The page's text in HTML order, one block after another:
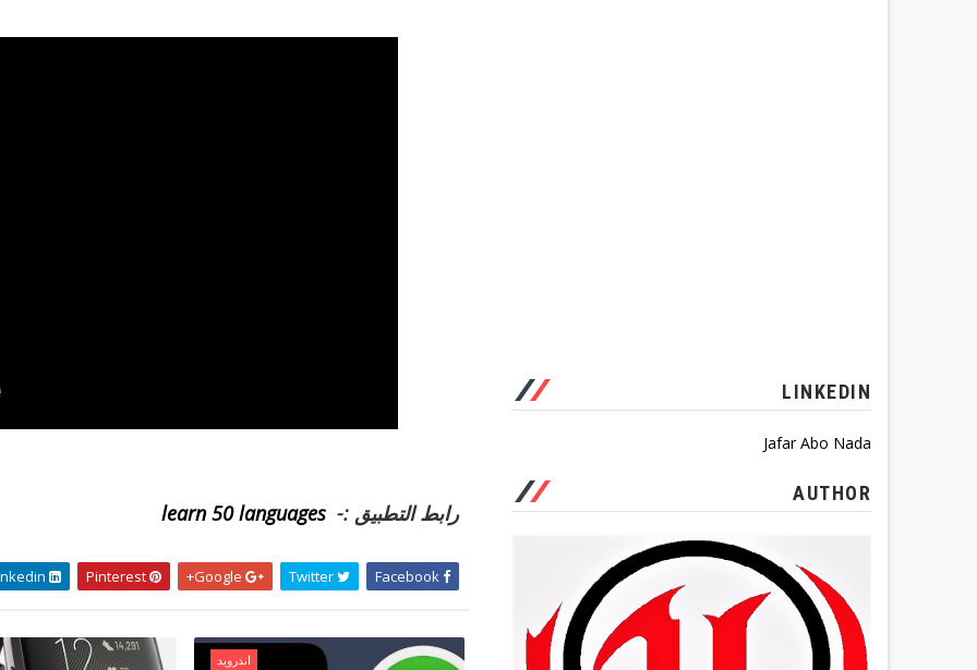
رابط التطبيق :- learn 50 languages
اندرويد
LINKEDIN
Jafar Abo Nada
AUTHOR